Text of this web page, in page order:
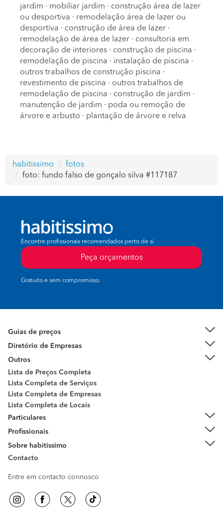
jardim · mobiliar jardim · construção área de lazer
ou desportiva · remodelação área de lazer ou
desportiva · construção de área de lazer ·
remodelação de área de lazer · consultoria em
decoração de interiores · construção de piscina ·
remodelação de piscina · instalação de piscina ·
outros trabalhos de construção piscina ·
revestimento de piscina · outros trabalhos de
remodelação de piscina · construção de jardim ·
manutenção de jardim · poda ou remoção de
árvore e arbusto · plantação de árvore e relva
habitissimo
fotos
foto: fundo falso de gonçalo silva #117187
Encontre profissionais recomendados perto de si
Peça orçamentos
Gratuito e sem compromisso.
Guias de preços
Diretório de Empresas
Outros
Lista de Preços Completa
Lista Completa de Serviços
Lista Completa de Empresas
Lista Completa de Locais
Particulares
Profissionais
Sobre habitissimo
Contacto
Entre em contacto connosco